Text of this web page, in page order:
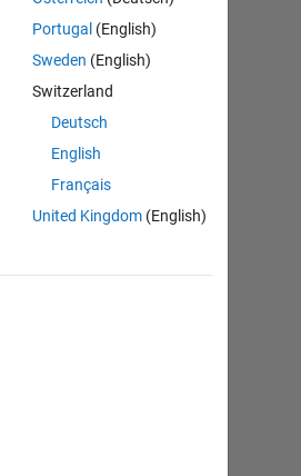
Portugal (English)
Sweden (English)
Switzerland
Deutsch
English
Français
United Kingdom(English)